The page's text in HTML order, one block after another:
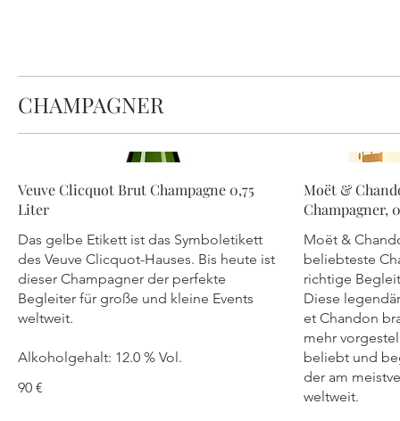
CHAMPAGNER
Veuve Clicquot Brut Champagne 0,75
Liter
Das gelbe Etikett ist das Symboletikett
des Veuve Clicquot-Hauses. Bis heute ist
dieser Champagner der perfekte
Begleiter für große und kleine Events
weltweit.
Alkoholgehalt: 12.0 % Vol.
90 €
Moët &
Champagner,
Moët &
beliebteste
richtige
Diese
et Chandon
mehr
beliebt und
der am
weltweit.